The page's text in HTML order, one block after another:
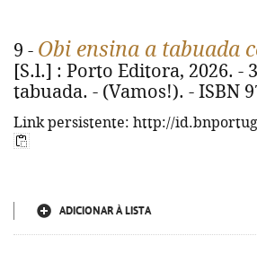
9 - Obi ensina a tabuada
[S.l.] : Porto Editora, 2026. -
tabuada. - (Vamos!). - ISBN
Link persistente: http://
ADICIONAR À LISTA